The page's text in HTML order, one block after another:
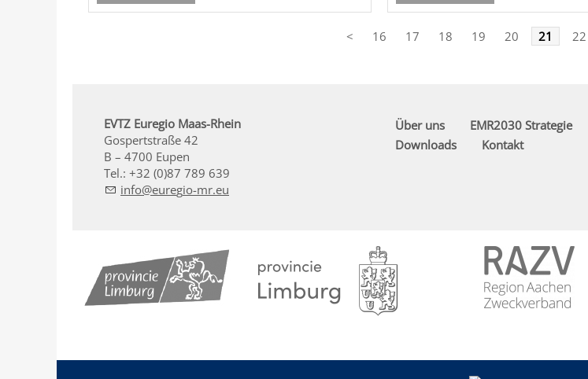
< 16 17 18 19 20 21 22
EVTZ Euregio Maas-Rhein
Gospertstraße 42
B – 4700 Eupen
Tel.: +32 (0)87 789 639
nf
r g -mr
Über uns EMR2030 Strategie
Downloads
Kontakt